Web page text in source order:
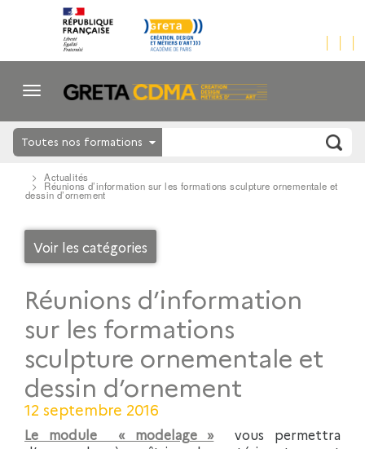
Toutes nos formations
Actualités
Réunions d’information sur les formations sculpture ornementale et
dessin d’ornement
Voir les catégories
Réunions d’information
sur les formations
sculpture ornementale et
dessin d’ornement
12 septembre 2016
Le module « modelage »vous permettra